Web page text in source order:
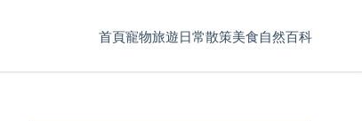
首頁寵物旅遊日常散策美食自然百科